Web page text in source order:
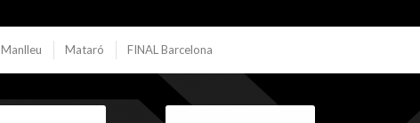
Manlleu Mataró FINAL Barcelona